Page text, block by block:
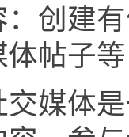
创建
帖子
媒体